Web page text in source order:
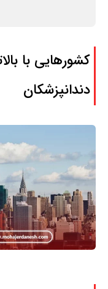
کشورهایی با
دندانپزشکان